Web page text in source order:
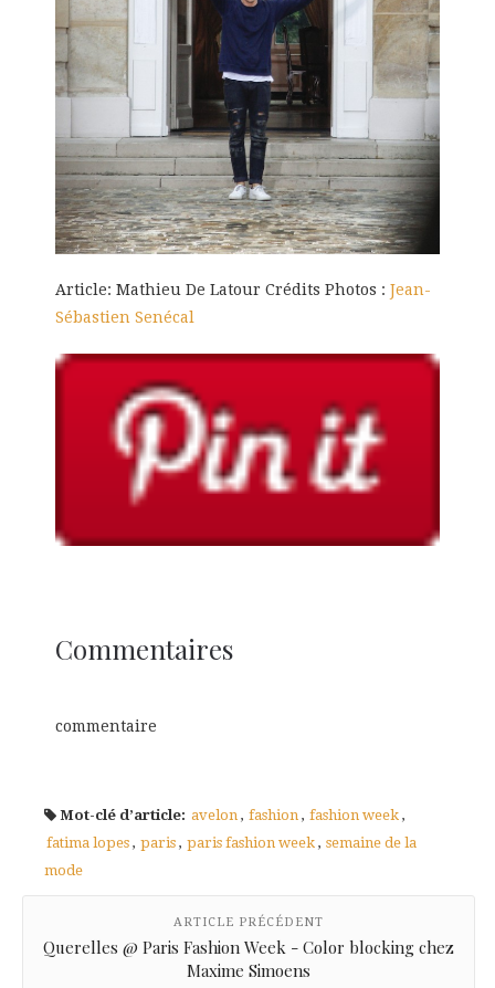
Article: Mathieu De Latour Crédits Photos : Jean-
Sébastien Senécal
Commentaires
commentaire
Mot-clé d’article: avelon , fashion , fashion week ,
fatima lopes , paris , paris fashion week , semaine de la
mode
ARTICLE PRÉCÉDENT
Querelles @ Paris Fashion Week - Color blocking chez
Maxime Simoens